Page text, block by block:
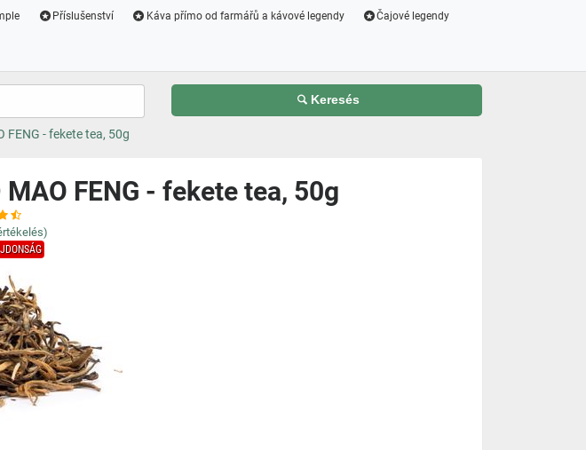
Příslušenství Káva přímo od farmářů a kávové legendy Čajové legendy
Keresés
FENG - fekete tea, 50g
MAO FENG - fekete tea, 50g